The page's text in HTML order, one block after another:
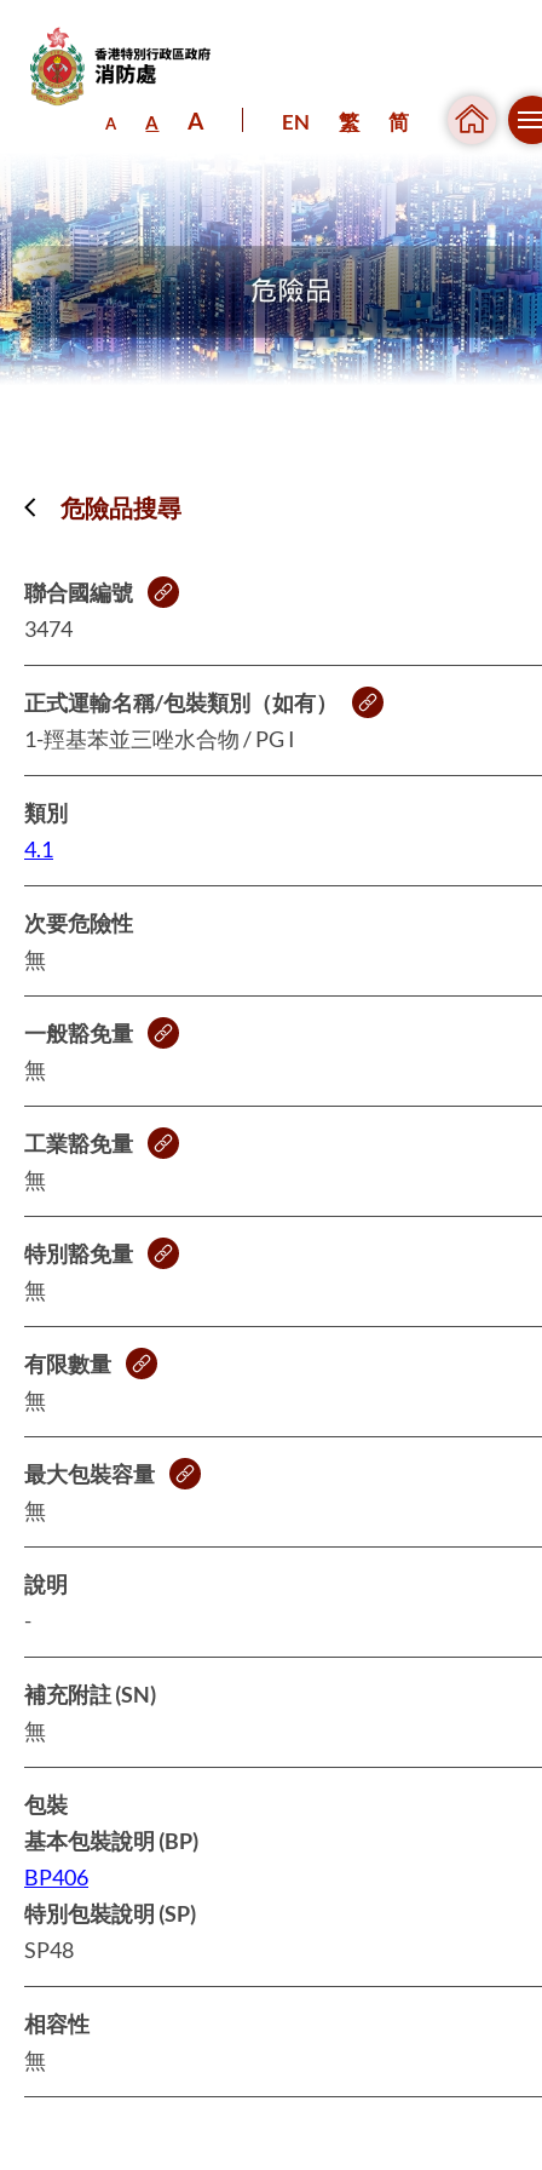
A A A EN 繁 简
危險品搜尋
聯合國編號
3474
正式運輸名稱/包裝類別（如有）
1-羥基苯並三唑水合物 / PG I
類別
4.1
次要危險性
無
一般豁免量
無
工業豁免量
無
特別豁免量
無
有限數量
無
最大包裝容量
無
說明
-
補充附註 (SN)
無
包裝
基本包裝說明 (BP)
BP406
特別包裝說明 (SP)
SP48
相容性
無